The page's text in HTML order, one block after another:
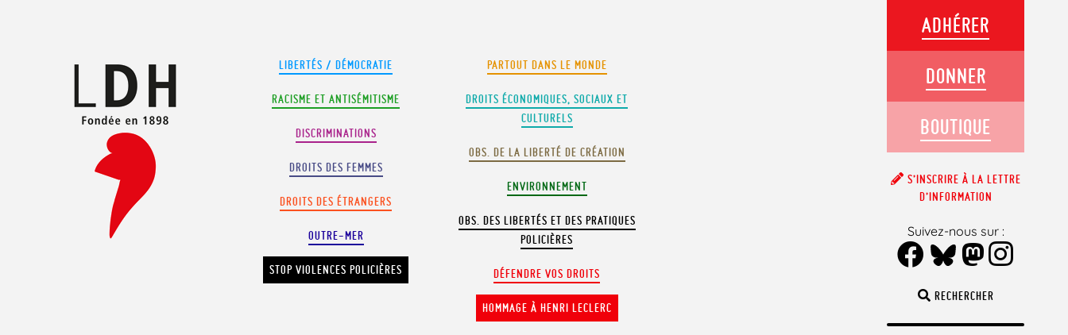
LIBERTÉS / DÉMOCRATIE
RACISME ET ANTISÉMITISME
DISCRIMINATIONS
DROITS DES FEMMES
DROITS DES ÉTRANGERS
OUTRE-MER
STOP VIOLENCES POLICIÈRES
PARTOUT DANS LE MONDE
DROITS ÉCONOMIQUES, SOCIAUX ET
CULTURELS
OBS. DE LA LIBERTÉ DE CRÉATION
ENVIRONNEMENT
OBS. DES LIBERTÉS ET DES PRATIQUES
POLICIÈRES
DÉFENDRE VOS DROITS
HOMMAGE À HENRI LECLERC
RECHERCHER
ADHÉRER
DONNER
BOUTIQUE
S’INSCRIRE À LA LETTRE
D’INFORMATION
Suivez-nous sur :